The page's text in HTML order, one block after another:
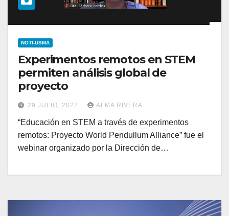
NOTI-USMA
Experimentos remotos en STEM
permiten análisis global de
proyecto
29 JULIO, 2022 ALMA RIVERA
“Educación en STEM a través de experimentos
remotos: Proyecto World Pendullum Alliance” fue el
webinar organizado por la Dirección de…